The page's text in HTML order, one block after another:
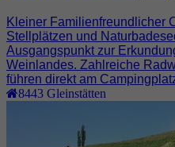
Kleiner Familienfreundlicher
Stellplätzen und
Ausgangspunkt zur
Weinlandes. Zahlreiche
führen direkt am
8443 Gleinstätten